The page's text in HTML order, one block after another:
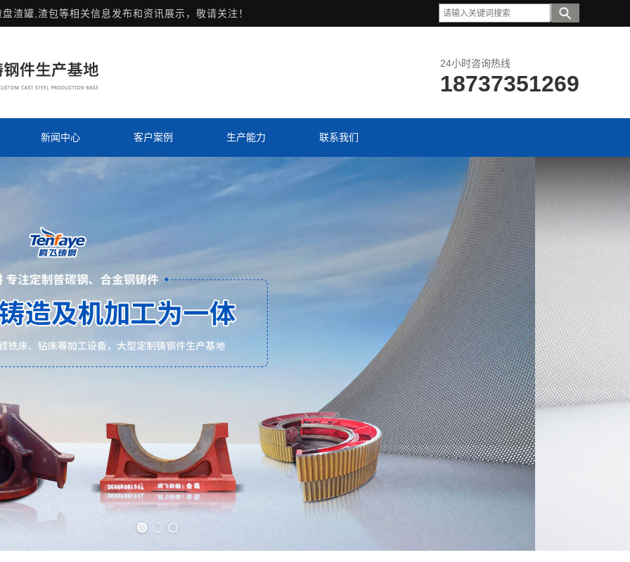
盘渣罐,渣包等相关信息发布和资讯展示，敬请关注！
24小时咨询热线
18737351269
新闻中心 客户案例 生产能力 联系我们